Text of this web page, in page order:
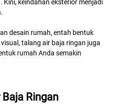
Kini, keindahan eksterior menjadi
desain rumah, entah bentuk
talang air baja ringan juga
rumah Anda semakin
Ringan